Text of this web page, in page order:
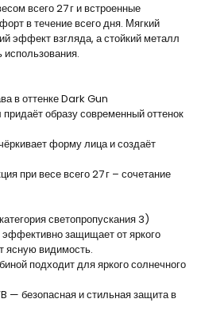
всего 27 г и встроенные
в течение всего дня. Мягкий
эффект взгляда, а стойкий металл
в оттенке Dark Gun
образу современный оттенок
форму лица и создаёт
при весе всего 27 г – сочетание
светопропускания 3)
защищает от яркого
ясную видимость.
подходит для яркого солнечного
— безопасная и стильная защита в